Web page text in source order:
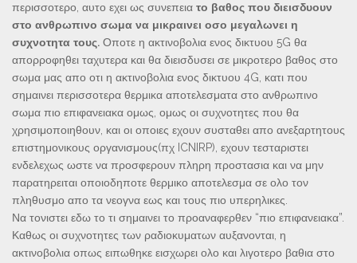
περισσοτερο, αυτο εχει ως συνεπεια το βαθος που διεισδυουν
στο ανθρωπινο σωμα να μικραινει οσο μεγαλωνει η
συχνοτητα τους. Οποτε η ακτινοβολια ενος δικτυου 5G θα
απορροφηθει ταχυτερα και θα διεισδυσει σε μικροτερο βαθος στο
σωμα μας απο οτι η ακτινοβολια ενος δικτυου 4G, κατι που
σημαινει περισσοτερα θερμικα αποτελεσματα στο ανθρωπινο
σωμα πιο επιφανειακα ομως, ομως οι συχνοτητες που θα
χρησιμοποιηθουν, και οι οποιες εχουν συσταθει απο ανεξαρτητους
επιστημονικους οργανισμους(πχ ICNIRP), εχουν τεσταριστει
ενδελεχως ωστε να προσφερουν πληρη προστασια και να μην
παρατηρειται οποιοδηποτε θερμικο αποτελεσμα σε ολο τον
πληθυσμο απο τα νεογνα εως και τους πιο υπερηλικες.
Να τονιστει εδω το τι σημαινει το προαναφερθεν “πιο επιφανειακα”.
Καθως οι συχνοτητες των ραδιοκυματων αυξανονται, η
ακτινοβολια οπως ειπωθηκε εισχωρει ολο και λιγοτερο βαθια στο